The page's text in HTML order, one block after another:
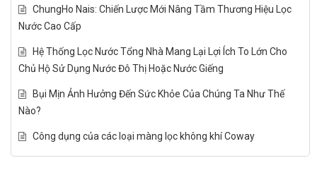
ChungHo Nais: Chiến Lược Mới Nâng Tầm Thương Hiệu Lọc
Nước Cao Cấp
Hệ Thống Lọc Nước Tổng Nhà Mang Lại Lợi Ích To Lớn Cho
Chủ Hộ Sử Dụng Nước Đô Thị Hoặc Nước Giếng
Bụi Mịn Ảnh Hưởng Đến Sức Khỏe Của Chúng Ta Như Thế
Nào?
Công dụng của các loại màng lọc không khí Coway